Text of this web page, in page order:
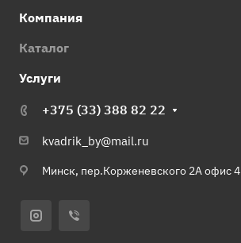
Компания
Каталог
Услуги
+375 (33) 388 82 22
kvadrik_by@mail.ru
Минск, пер.Корженевского 2А офис 4